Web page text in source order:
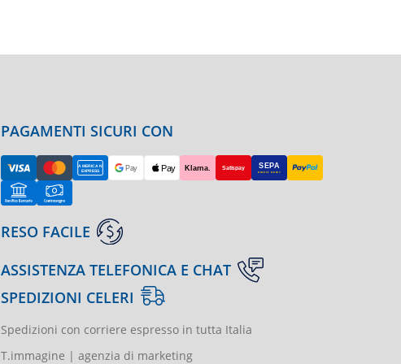
PAGAMENTI SICURI CON
RESO FACILE
ASSISTENZA TELEFONICA E CHAT
SPEDIZIONI CELERI
Spedizioni con corriere espresso in tutta Italia
T.immagine | agenzia di marketing